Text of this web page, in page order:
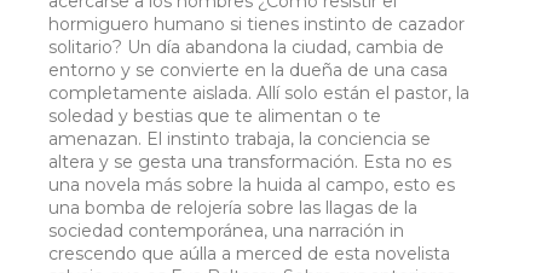
hormiguero humano si tienes instinto de cazador
solitario? Un día abandona la ciudad, cambia de
entorno y se convierte en la dueña de una casa
completamente aislada. Allí solo están el pastor, la
soledad y bestias que te alimentan o te
amenazan. El instinto trabaja, la conciencia se
altera y se gesta una transformación. Esta no es
una novela más sobre la huida al campo, esto es
una bomba de relojería sobre las llagas de la
sociedad contemporánea, una narración in
crescendo que aúlla a merced de esta novelista